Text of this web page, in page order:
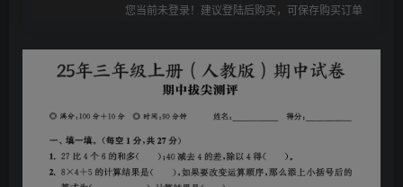
您当前未登录！建议登陆后购买，可保存购买订单